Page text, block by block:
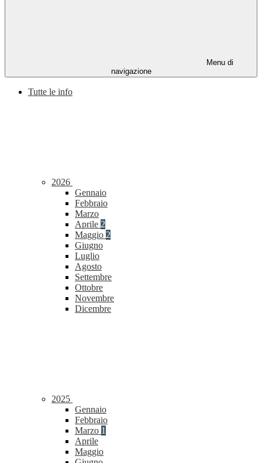
Menu di
navigazione
Tutte le info
2026
Gennaio
Febbraio
Marzo
Aprile 2
Maggio 2
Giugno
Luglio
Agosto
Settembre
Ottobre
Novembre
Dicembre
2025
Gennaio
Febbraio
Marzo 1
Aprile
Maggio